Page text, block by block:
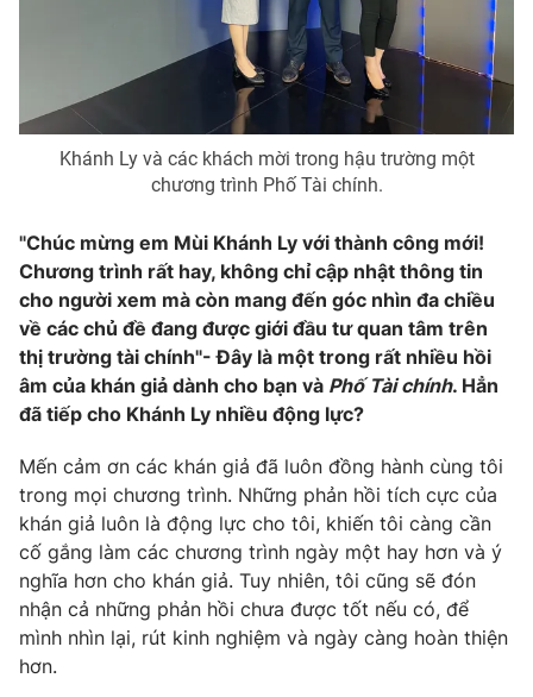
Khánh Ly và các khách mời trong hậu trường một
chương trình Phố Tài chính.
"Chúc mừng em Mùi Khánh Ly với thành công mới!
Chương trình rất hay, không chỉ cập nhật thông tin
cho người xem mà còn mang đến góc nhìn đa chiều
về các chủ đề đang được giới đầu tư quan tâm trên
thị trường tài chính"- Đây là một trong rất nhiều hồi
âm của khán giả dành cho bạn và Phố Tài chính. Hẳn
đã tiếp cho Khánh Ly nhiều động lực?
Mến cảm ơn các khán giả đã luôn đồng hành cùng tôi
trong mọi chương trình. Những phản hồi tích cực của
khán giả luôn là động lực cho tôi, khiến tôi càng cần
cố gắng làm các chương trình ngày một hay hơn và ý
nghĩa hơn cho khán giả. Tuy nhiên, tôi cũng sẽ đón
nhận cả những phản hồi chưa được tốt nếu có, để
mình nhìn lại, rút kinh nghiệm và ngày càng hoàn thiện
hơn.